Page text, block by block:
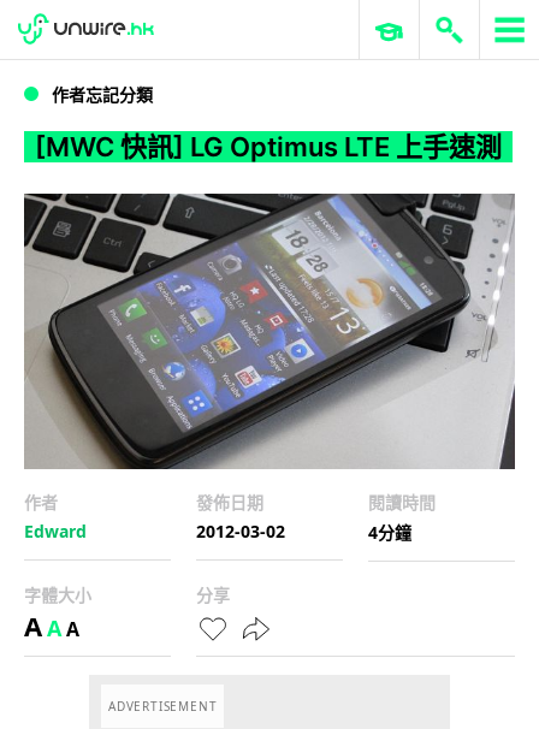
[MWC 快訊] LG Optimus LTE 上手速測
WWDC 2026 ERP 與商業 AI
作者忘記分類
[MWC 快訊] LG Optimus LTE 上手速測
作者
Edward
發佈日期
2012-03-02
閱讀時間
4分鐘
字體大小
AAA
分享
ADVERTISEMENT